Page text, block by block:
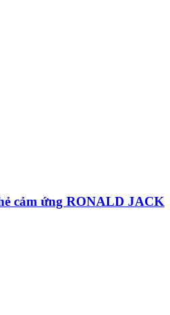
cảm ứng RONALD JACK